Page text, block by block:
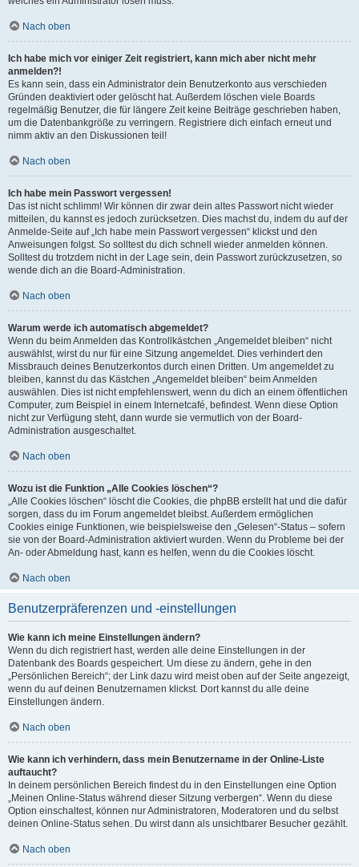
Nach oben
Ich habe mich vor einiger Zeit registriert, kann mich aber nicht mehr
anmelden?!
Es kann sein, dass ein Administrator dein Benutzerkonto aus verschieden
Gründen deaktiviert oder gelöscht hat. Außerdem löschen viele Boards
regelmäßig Benutzer, die für längere Zeit keine Beiträge geschrieben haben,
um die Datenbankgröße zu verringern. Registriere dich einfach erneut und
nimm aktiv an den Diskussionen teil!
Nach oben
Ich habe mein Passwort vergessen!
Das ist nicht schlimm! Wir können dir zwar dein altes Passwort nicht wieder
mitteilen, du kannst es jedoch zurücksetzen. Dies machst du, indem du auf der
Anmelde-Seite auf „Ich habe mein Passwort vergessen“ klickst und den
Anweisungen folgst. So solltest du dich schnell wieder anmelden können.
Solltest du trotzdem nicht in der Lage sein, dein Passwort zurückzusetzen, so
wende dich an die Board-Administration.
Nach oben
Warum werde ich automatisch abgemeldet?
Wenn du beim Anmelden das Kontrollkästchen „Angemeldet bleiben“ nicht
auswählst, wirst du nur für eine Sitzung angemeldet. Dies verhindert den
Missbrauch deines Benutzerkontos durch einen Dritten. Um angemeldet zu
bleiben, kannst du das Kästchen „Angemeldet bleiben“ beim Anmelden
auswählen. Dies ist nicht empfehlenswert, wenn du dich an einem öffentlichen
Computer, zum Beispiel in einem Internetcafé, befindest. Wenn diese Option
nicht zur Verfügung steht, dann wurde sie vermutlich von der Board-
Administration ausgeschaltet.
Nach oben
Wozu ist die Funktion „Alle Cookies löschen“?
„Alle Cookies löschen“ löscht die Cookies, die phpBB erstellt hat und die dafür
sorgen, dass du im Forum angemeldet bleibst. Außerdem ermöglichen
Cookies einige Funktionen, wie beispielsweise den „Gelesen“-Status – sofern
sie von der Board-Administration aktiviert wurden. Wenn du Probleme bei der
An- oder Abmeldung hast, kann es helfen, wenn du die Cookies löscht.
Nach oben
Benutzerpräferenzen und -einstellungen
Wie kann ich meine Einstellungen ändern?
Wenn du dich registriert hast, werden alle deine Einstellungen in der
Datenbank des Boards gespeichert. Um diese zu ändern, gehe in den
„Persönlichen Bereich“; der Link dazu wird meist oben auf der Seite angezeigt,
wenn du auf deinen Benutzernamen klickst. Dort kannst du alle deine
Einstellungen ändern.
Nach oben
Wie kann ich verhindern, dass mein Benutzername in der Online-Liste
auftaucht?
In deinem persönlichen Bereich findest du in den Einstellungen eine Option
„Meinen Online-Status während dieser Sitzung verbergen“. Wenn du diese
Option einschaltest, können nur Administratoren, Moderatoren und du selbst
deinen Online-Status sehen. Du wirst dann als unsichtbarer Besucher gezählt.
Nach oben